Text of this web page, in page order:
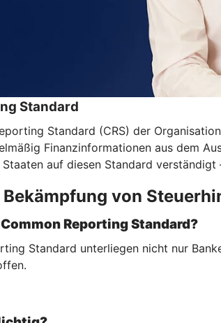
Standard
Standard (CRS) der
Finanzinformationen aus dem
auf diesen Standard verständigt
von
Reporting Standard?
Standard unterliegen nicht nur